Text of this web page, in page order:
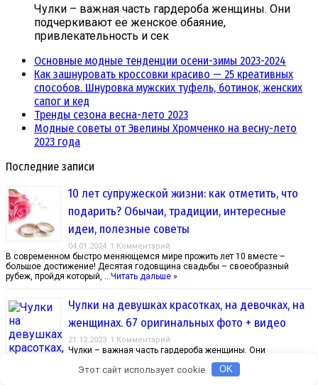
Чулки – важная часть гардероба женщины. Они
подчеркивают ее женское обаяние,
привлекательность и сек
Основные модные тенденции осени-зимы 2023-2024
Как зашнуровать кроссовки красиво — 25 креативных
способов. Шнуровка мужских туфель, ботинок, женских
сапог и кед
Тренды сезона весна-лето 2023
Модные советы от Эвелины Хромченко на весну-лето
2023 года
Последние записи
10 лет супружеской жизни: как отметить, что
подарить? Обычаи, традиции, интересные
идеи, полезные советы
04.01.2024 1 Комментарий
В современном быстро меняющемся мире прожить лет 10 вместе –
большое достижение! Десятая годовщина свадьбы – своеобразный
рубеж, пройдя который, …Читать дальше »
Чулки на девушках красотках, на девочках, на
женщинах. 67 оригинальных фото + видео
21.12.2023 1 Комментарий
Чулки – важная часть гардероба женщины. Они
подчеркивают ее женское обаяние, привлекательность и сексуальность.
Чулки скрывают мелкие недостатки и делают …Читать дальше »
Этот сайт использует cookie OK